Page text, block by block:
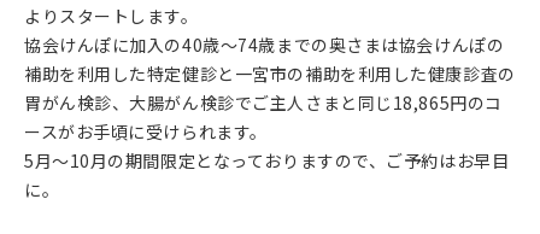
よりスタートします。
協会けんぽに加入の40歳～74歳までの奥さまは協会けんぽの
補助を利用した特定健診と一宮市の補助を利用した健康診査の
胃がん検診、大腸がん検診でご主人さまと同じ18,865円のコ
ースがお手頃に受けられます。
5月～10月の期間限定となっておりますので、ご予約はお早目
に。